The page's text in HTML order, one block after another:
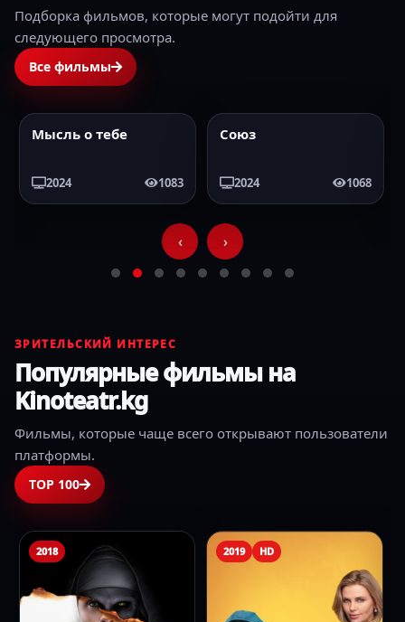
Подборка фильмов, которые могут подойти для
следующего просмотра.
Все фильмы
2024 HD
Мысль о тебе
2024 1083
2024
Союз
2024 1068
‹ ›
ЗРИТЕЛЬСКИЙ ИНТЕРЕС
Популярные фильмы на
Kinoteatr.kg
Фильмы, которые чаще всего открывают пользователи
платформы.
TOP 100
2018 2019 HD